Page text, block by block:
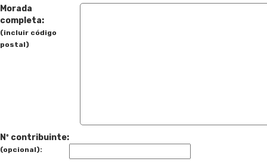
Morada
completa:
(incluir código
postal)
Nº contribuinte:
(opcional):